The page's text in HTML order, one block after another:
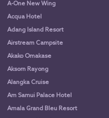
A-One New Wing
Acqua Hotel
Adang Island Resort
Airstream Campsite
Akako Omakase
Aksorn Rayong
Alangka Cruise
Am Samui Palace Hotel
Amala Grand Bleu Resort